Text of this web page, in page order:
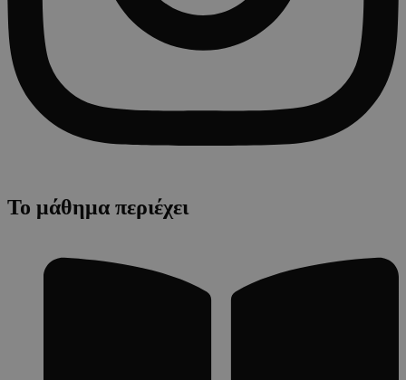
Το μάθημα περιέχει